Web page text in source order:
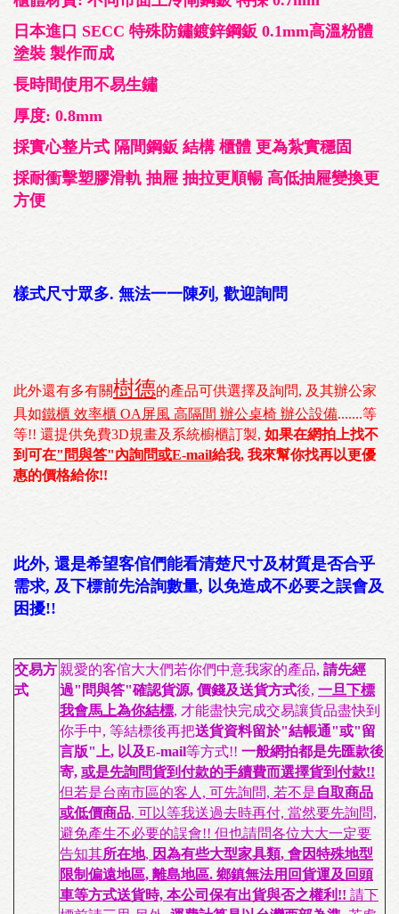
日本進口 SECC 特殊防鏽鍍鋅鋼鈑 0.1mm高溫粉體
塗裝 製作而成
長時間使用不易生鏽
厚度: 0.8mm
採實心整片式 隔間鋼鈑 結構 櫃體 更為紮實穩固
採耐衝擊塑膠滑軌 抽屜 抽拉更順暢 高低抽屜變換更
方便
樣式尺寸眾多. 無法一一陳列, 歡迎詢問
此外還有多有關樹德的產品可供選擇及詢問, 及其辦公家
具如鐵櫃 效率櫃 OA屏風 高隔間 辦公桌椅 辦公設備.......等
等!! 還提供免費3D規畫及系統櫥櫃訂製, 如果在網拍上找不
到可在"問與答"內詢問或E-mail給我, 我來幫你找再以更優
惠的價格給你!!
此外, 還是希望客倌們能看清楚尺寸及材質是否合乎
需求, 及下標前先洽詢數量, 以免造成不必要之誤會及
困擾!!
交易方
式
親愛的客倌大大們若你們中意我家的產品, 請先經
過"問與答"確認貨源, 價錢及送貨方式後, 一旦下標
我會馬上為你結標, 才能盡快完成交易讓貨品盡快到
你手中, 等結標後再把送貨資料留於"結帳通"或"留
言版"上, 以及E-mail等方式!! 一般網拍都是先匯款後
寄, 或是先詢問貨到付款的手續費而選擇貨到付款!!
但若是台南市區的客人, 可先詢問, 若不是自取商品
或低價商品, 可以等我送過去時再付, 當然要先詢問,
避免產生不必要的誤會!! 但也請問各位大大一定要
告知其所在地, 因為有些大型家具類, 會因特殊地型
限制偏遠地區, 離島地區. 鄉鎮無法用回貨運及回頭
車等方式送貨時, 本公司保有出貨與否之權利!! 請下